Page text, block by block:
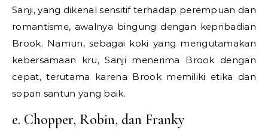
Sanji, yang dikenal sensitif terhadap perempuan dan
romantisme, awalnya bingung dengan kepribadian
Brook. Namun, sebagai koki yang mengutamakan
kebersamaan kru, Sanji menerima Brook dengan
cepat, terutama karena Brook memiliki etika dan
sopan santun yang baik.
e. Chopper, Robin, dan Franky